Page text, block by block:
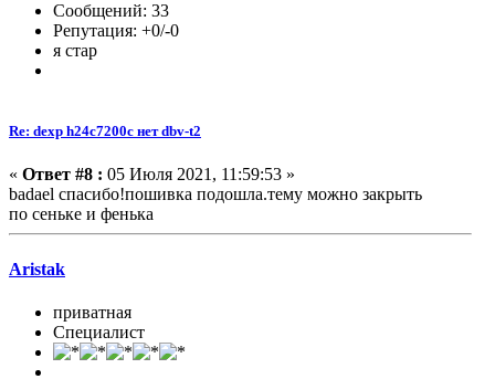
Сообщений: 33
Репутация: +0/-0
я стар
Re: dexp h24c7200c нет dbv-t2
« Ответ #8 : 05 Июля 2021, 11:59:53 »
badael спасибо!пошивка подошла.тему можно закрыть
по сеньке и фенька
Aristak
приватная
Специалист